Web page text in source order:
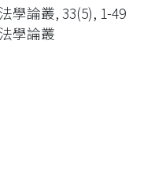
學論叢, 33(5), 1-49
學論叢